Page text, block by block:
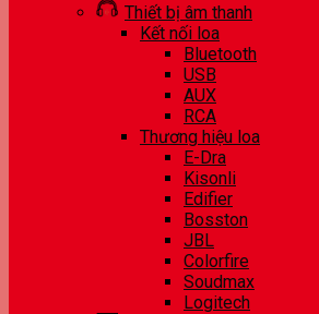
Thiết bị âm thanh
Kết nối loa
Bluetooth
USB
AUX
RCA
Thương hiệu loa
E-Dra
Kisonli
Edifier
Bosston
JBL
Colorfire
Soudmax
Logitech